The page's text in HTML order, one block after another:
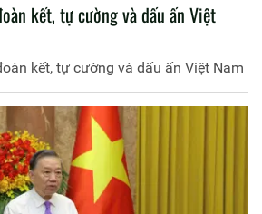
kết, tự cường và dấu ấn Việt
kết, tự cường và dấu ấn Việt Nam